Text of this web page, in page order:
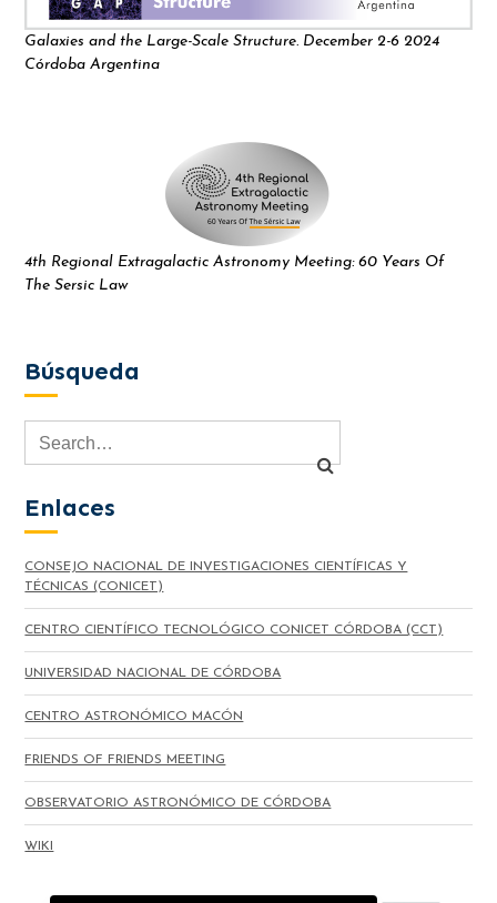
Galaxies and the Large-Scale Structure. December 2-6 2024
Córdoba Argentina
4th Regional Extragalactic Astronomy Meeting: 60 Years Of
The Sersic Law
Búsqueda
Enlaces
CONSEJO NACIONAL DE INVESTIGACIONES CIENTÍFICAS Y
TÉCNICAS (CONICET)
CENTRO CIENTÍFICO TECNOLÓGICO CONICET CÓRDOBA (CCT)
UNIVERSIDAD NACIONAL DE CÓRDOBA
CENTRO ASTRONÓMICO MACÓN
FRIENDS OF FRIENDS MEETING
OBSERVATORIO ASTRONÓMICO DE CÓRDOBA
WIKI